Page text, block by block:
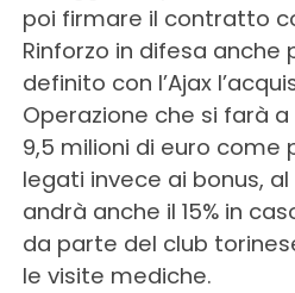
poi firmare il contratto
Rinforzo in difesa anche
definito con l’Ajax
Operazione che si farà
9,5 milioni di euro come
legati invece ai bonus,
andrà anche il 15% in
da parte del club
le visite mediche.